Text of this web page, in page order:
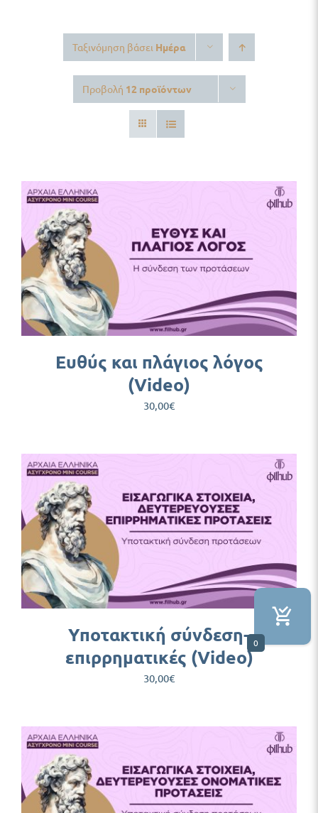
Ταξινόμηση βάσει Ημέρα
Προβολή 12 προϊόντων
Ευθύς και πλάγιος λόγος
(Video)
30,00€
Υποτακτική σύνδεση-
επιρρηματικές (Video)
30,00€
0